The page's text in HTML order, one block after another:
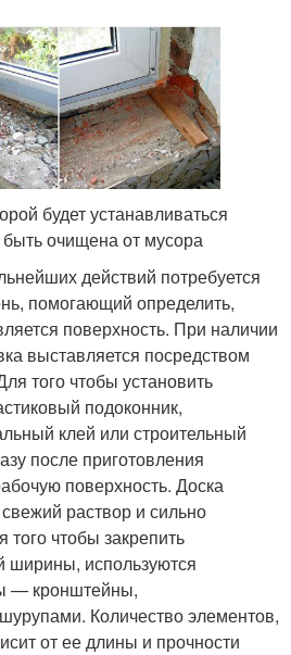
будет устанавливаться
очищена от мусора
действий потребуется
помогающий определить,
поверхность. При наличии
выставляется посредством
того чтобы установить
подоконник,
клей или строительный
после приготовления
поверхность. Доска
раствор и сильно
того чтобы закрепить
ширины, используются
— кронштейны,
Количество элементов,
от ее длины и прочности